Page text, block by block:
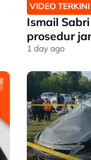
VIDEO
Ismail
prosedur
1 day ago